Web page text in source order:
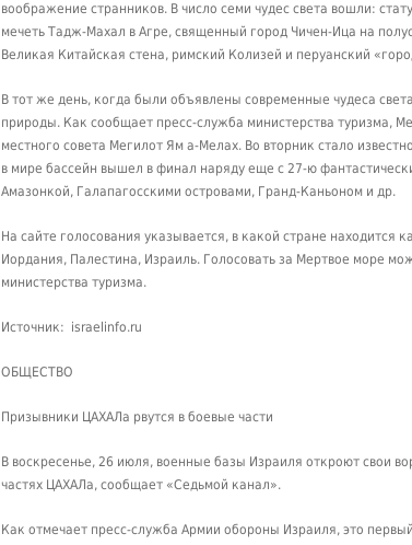
воображение странников. В число семи чудес света вошли:
мечеть Тадж-Махал в Агре, священный город Чичен-Ица на
Великая Китайская стена, римский Колизей и перуанский
В тот же день, когда были объявлены современные чудеса
природы. Как сообщает пресс-служба министерства туризма,
местного совета Мегилот Ям а-Мелах. Во вторник стало
в мире бассейн вышел в финал наряду еще с 27-ю
Амазонкой, Галапагосскими островами, Гранд-Каньоном и др.
На сайте голосования указывается, в какой стране
Иордания, Палестина, Израиль. Голосовать за Мертвое море
министерства туризма.
Источник: israelinfo.ru
ОБЩЕСТВО
Призывники ЦАХАЛа рвутся в боевые части
В воскресенье, 26 июля, военные базы Израиля откроют свои
частях ЦАХАЛа, сообщает «Седьмой канал».
Как отмечает пресс-служба Армии обороны Израиля, это